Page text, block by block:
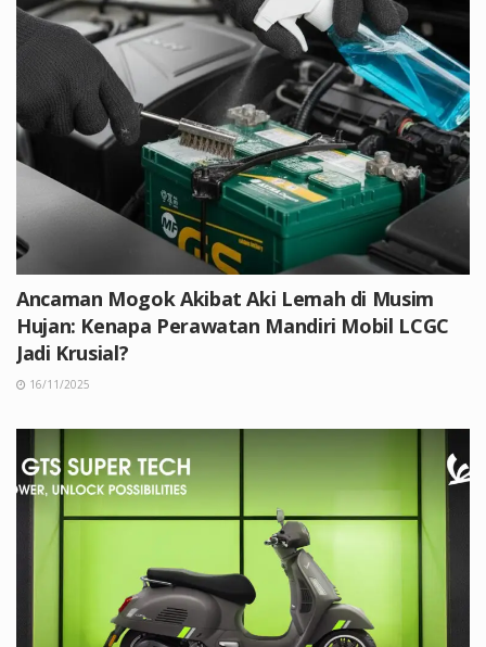
Ancaman Mogok Akibat Aki Lemah di Musim
Hujan: Kenapa Perawatan Mandiri Mobil LCGC
Jadi Krusial?
16/11/2025